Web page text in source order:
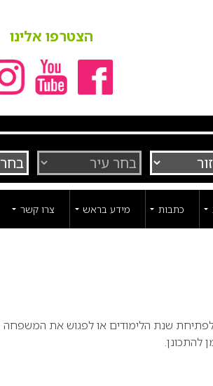
הצטרפו אלינו
כתבות מידע בראש צרו קשר
שנת הלימודים או לפגוש את המשפחה
להתכונן.